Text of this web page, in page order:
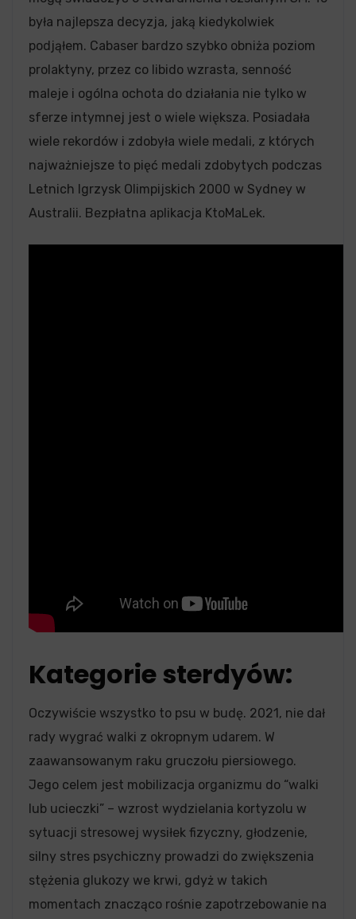
była najlepsza decyzja, jaką kiedykolwiek
podjąłem. Cabaser bardzo szybko obniża poziom
prolaktyny, przez co libido wzrasta, senność
maleje i ogólna ochota do działania nie tylko w
sferze intymnej jest o wiele większa. Posiadała
wiele rekordów i zdobyła wiele medali, z których
najważniejsze to pięć medali zdobytych podczas
Letnich Igrzysk Olimpijskich 2000 w Sydney w
Australii. Bezpłatna aplikacja KtoMaLek.
Kategorie sterdyów:
Oczywiście wszystko to psu w budę. 2021, nie dał
rady wygrać walki z okropnym udarem. W
zaawansowanym raku gruczołu piersiowego.
Jego celem jest mobilizacja organizmu do “walki
lub ucieczki” – wzrost wydzielania kortyzolu w
sytuacji stresowej wysiłek fizyczny, głodzenie,
silny stres psychiczny prowadzi do zwiększenia
stężenia glukozy we krwi, gdyż w takich
momentach znacząco rośnie zapotrzebowanie na